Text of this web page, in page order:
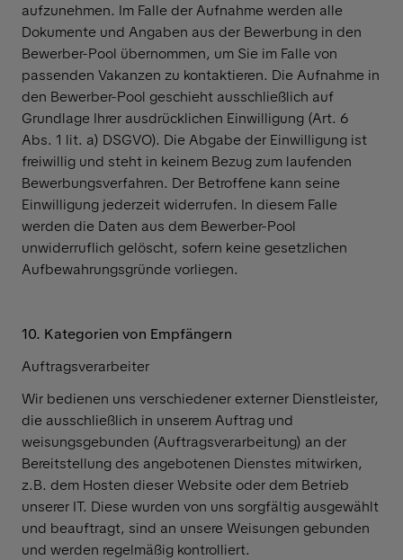
aufzunehmen. Im Falle der Aufnahme werden alle
Dokumente und Angaben aus der Bewerbung in den
Bewerber-Pool übernommen, um Sie im Falle von
passenden Vakanzen zu kontaktieren. Die Aufnahme in
den Bewerber-Pool geschieht ausschließlich auf
Grundlage Ihrer ausdrücklichen Einwilligung (Art. 6
Abs. 1 lit. a) DSGVO). Die Abgabe der Einwilligung ist
freiwillig und steht in keinem Bezug zum laufenden
Bewerbungsverfahren. Der Betroffene kann seine
Einwilligung jederzeit widerrufen. In diesem Falle
werden die Daten aus dem Bewerber-Pool
unwiderruflich gelöscht, sofern keine gesetzlichen
Aufbewahrungsgründe vorliegen.
10. Kategorien von Empfängern
Auftragsverarbeiter
Wir bedienen uns verschiedener externer Dienstleister,
die ausschließlich in unserem Auftrag und
weisungsgebunden (Auftragsverarbeitung) an der
Bereitstellung des angebotenen Dienstes mitwirken,
z.B. dem Hosten dieser Website oder dem Betrieb
unserer IT. Diese wurden von uns sorgfältig ausgewählt
und beauftragt, sind an unsere Weisungen gebunden
und werden regelmäßig kontrolliert.